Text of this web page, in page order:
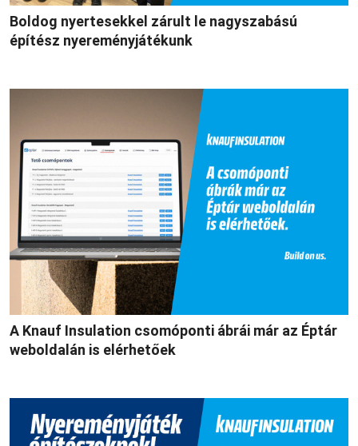
Boldog nyertesekkel zárult le nagyszabású
építész nyereményjátékunk
A Knauf Insulation csomóponti ábrái már az Éptár
weboldalán is elérhetőek